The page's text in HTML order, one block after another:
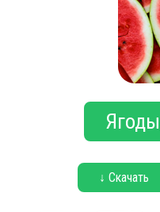
↓ Скачать